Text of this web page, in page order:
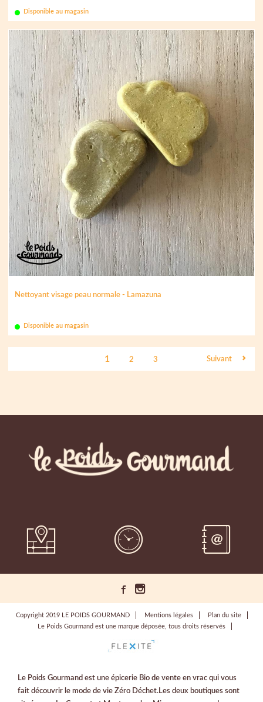
Disponible au magasin
Nettoyant visage peau normale - Lamazuna
Disponible au magasin
1 2 3 Suivant
Copyright 2019 LE POIDS GOURMAND Mentions légales
Plan du site
Le Poids Gourmand est une marque déposée, tous droits réservés
Le Poids Gourmand est une épicerie Bio de vente en vrac qui vous
fait découvrir le mode de vie Zéro Déchet.Les deux boutiques sont